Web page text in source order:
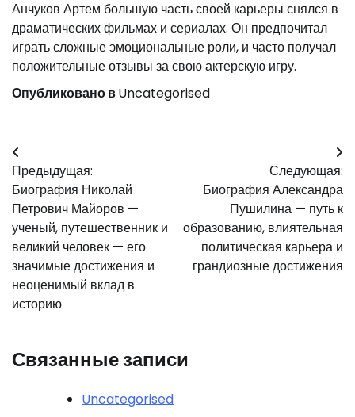
Анчуков Артем большую часть своей карьеры снялся в
драматических фильмах и сериалах. Он предпочитал
играть сложные эмоциональные роли, и часто получал
положительные отзывы за свою актерскую игру.
Опубликовано вUncategorised
Навигация
по
записям
Предыдущая:
Биография Николай
Петрович Майоров —
ученый, путешественник и
великий человек — его
значимые достижения и
неоценимый вклад в
историю
Следующая:
Биография Александра
Пушилина — путь к
образованию, влиятельная
политическая карьера и
грандиозные достижения
Связанные записи
Uncategorised